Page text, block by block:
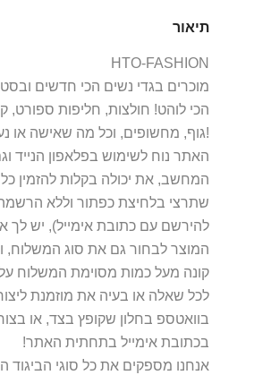
תיאור
HTO-FASHION
הכי לוהט! חולצות, חליפות ספורט,
גוף, מחשופים, וכל מה שאישה או נערה צריכות היום!
האתר נוח לשימוש בפלאפון הנייד
המחשב, את יכולה בקלות להזמין
שתרצי בלחיצת כפתור וללא
להירשם עם כתובת אימייל), יש לך
המוצר לבחור גם את סוג המשלוח,
קונה מעל כמות מסוימת המשלוח
לכל שאלה או בעיה את מוזמנת
בוואטספ בחלון שקופץ בצד, או
בכתובת אימייל בתחתית האתר!
אנחנו מספקים את כל סוגי הביגוד